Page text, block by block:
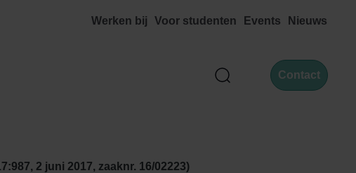
Werken bij Voor studenten Events Nieuws
Zoek Contact
2 juni 2017, zaaknr. 16/02223)